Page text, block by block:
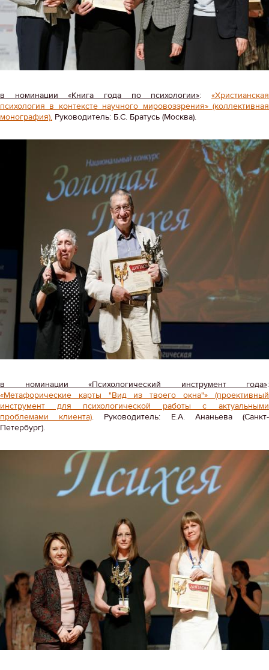
в номинации «Книга года по психологии»:«Христианская
психология в контексте научного мировоззрения» (коллективная
монография). Руководитель: Б.С. Братусь (Москва).
в номинации «Психологический инструмент года»:
«Метафорические карты "Вид из твоего окна"» (проективный
инструмент для психологической работы с актуальными
проблемами клиента). Руководитель: Е.А. Ананьева (Санкт-
Петербург).